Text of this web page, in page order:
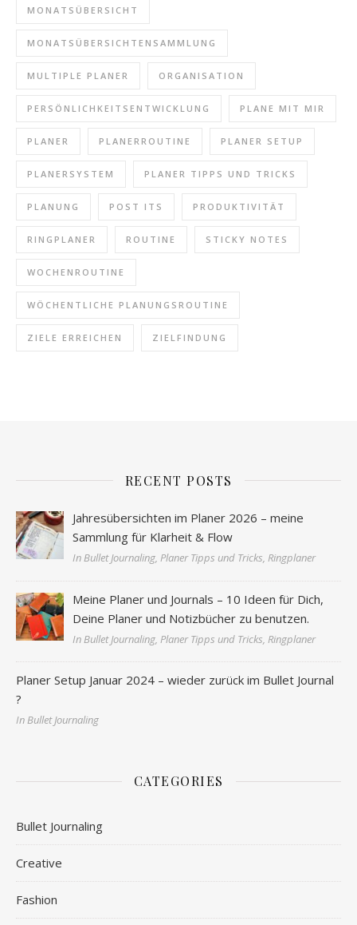
MONATSÜBERSICHT
MONATSÜBERSICHTENSAMMLUNG
MULTIPLE PLANER ORGANISATION
PERSÖNLICHKEITSENTWICKLUNG PLANE MIT MIR
PLANER PLANERROUTINE PLANER SETUP
PLANERSYSTEM PLANER TIPPS UND TRICKS
PLANUNG POST ITS PRODUKTIVITÄT
RINGPLANER ROUTINE STICKY NOTES
WOCHENROUTINE
WÖCHENTLICHE PLANUNGSROUTINE
ZIELE ERREICHEN ZIELFINDUNG
RECENT POSTS
Jahresübersichten im Planer 2026 – meine
Sammlung für Klarheit & Flow
In Bullet Journaling, Planer Tipps und Tricks, Ringplaner
Meine Planer und Journals – 10 Ideen für Dich,
Deine Planer und Notizbücher zu benutzen.
In Bullet Journaling, Planer Tipps und Tricks, Ringplaner
Planer Setup Januar 2024 – wieder zurück im Bullet Journal
?
In Bullet Journaling
CATEGORIES
Bullet Journaling
Creative
Fashion